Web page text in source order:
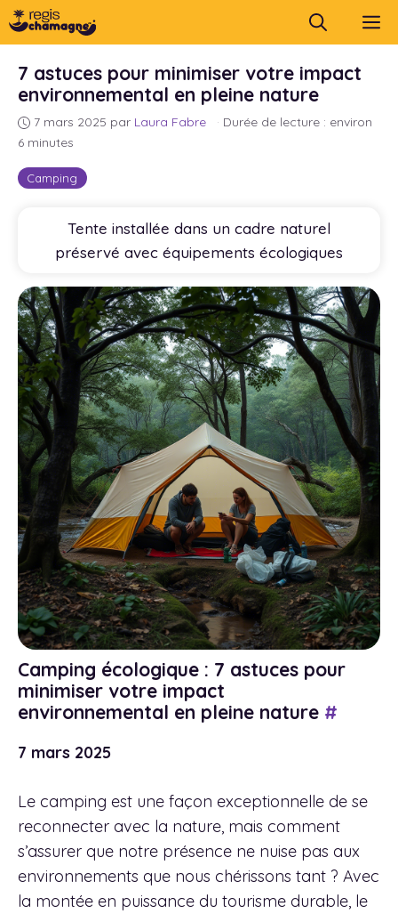
Aller
au
Camping
7 astuces pour minimiser votre impact
environnemental en pleine nature
7 mars 2025 par Laura Fabre · Durée de lecture : environ
6 minutes
Tente installée dans un cadre naturel
préservé avec équipements écologiques
Camping écologique : 7 astuces pour
minimiser votre impact
environnemental en pleine nature #
7 mars 2025
Le camping est une façon exceptionnelle de se
reconnecter avec la nature, mais comment
s’assurer que notre présence ne nuise pas aux
environnements que nous chérissons tant ? Avec
la montée en puissance du tourisme durable, le